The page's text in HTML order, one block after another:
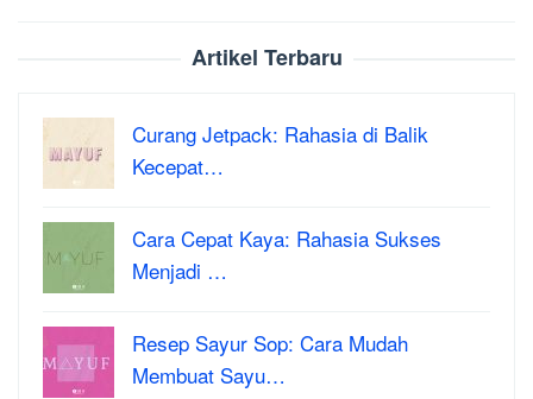
Artikel Terbaru
Curang Jetpack: Rahasia di Balik
Kecepat…
Cara Cepat Kaya: Rahasia Sukses
Menjadi …
Resep Sayur Sop: Cara Mudah
Membuat Sayu…